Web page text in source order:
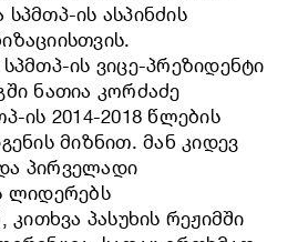
ის ასპინძის
ის ვიცე-პრეზიდენტი
ნათია კორძაძე
ის 2014-2018 წლების
მიზნით. მან კიდევ
პირველადი
ლიდერებს
კითხვა პასუხის რეჟიმში